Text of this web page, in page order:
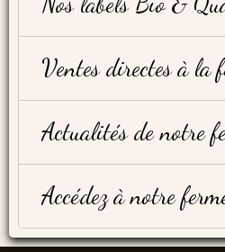
Ventes directes à la
Actualités de notre
Accédez à notre